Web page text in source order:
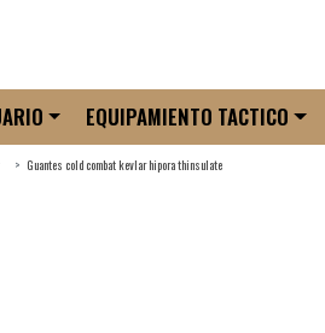
EQUIPAMIENTO TACTICO
Guantes cold combat kevlar hipora thinsulate